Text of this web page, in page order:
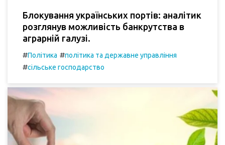
Блокування українських портів: аналітик
розглянув можливість банкрутства в
аграрній галузі.
#Політика #політика та державне управління
#сільське господарство